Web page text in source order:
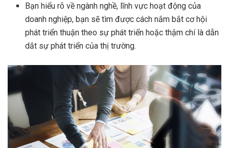
Bạn hiểu rõ về ngành nghề, lĩnh vực hoạt động của
doanh nghiệp, bạn sẽ tìm được cách nắm bắt cơ hội
phát triển thuận theo sự phát triển hoặc thậm chí là dẫn
dắt sự phát triển của thị trường.